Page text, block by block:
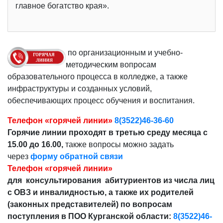
главное богатство края».
по организационным и учебно-
методическим вопросам
образовательного процесса в колледже, а также
инфраструктуры и созданных условий,
обеспечивающих процесс обучения и воспитания.
Телефон «горячей линии» 8(3522)46-36-60
Горячие линии проходят в третью среду месяца с
15.00 до 16.00, также вопросы можно задать
через форму обратной связи
Телефон «горячей линии»
для консультирования абитуриентов из числа лиц
с ОВЗ и инвалидностью, а также их родителей
(законных представителей) по вопросам
поступления в ПОО Курганской области: 8(3522)46-